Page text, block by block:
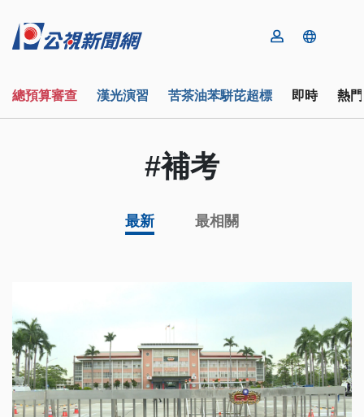
總預算審查 漢光演習 苦茶油苯駢芘超標 即時 熱
#補考
最新 最相關